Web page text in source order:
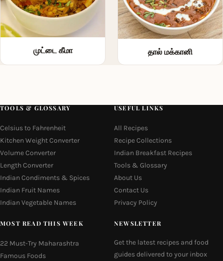
முட்டை கீமா தால் மக்கானி
TOOLS & GLOSSARY
Celsius to Fahrenheit
Kitchen Weight Converter
Volume Converter
Length Converter
Indian Condiments & Spices
Indian Fruit Names
Indian Vegetable Names
USEFUL LINKS
All Recipes
Recipe Collections
Indian Breakfast Recipes
Tools & Glossary
About Us
Contact Us
Privacy Policy
MOST READ THIS WEEK
22 Must-Try Maharashtra
Famous Foods
NEWSLETTER
Get the latest recipes and food
guides delivered to your inbox